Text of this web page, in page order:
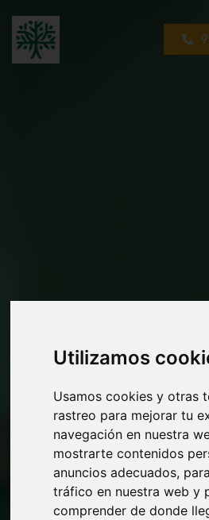
Utilizamos
Usamos cookies y otras
rastreo para mejorar tu
navegación en nuestra
mostrarte contenidos
anuncios adecuados,
tráfico en nuestra web y
comprender de donde